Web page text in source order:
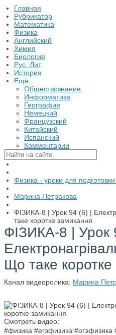
Главная
Рубрикатор
Математика
Физика
Английский
Химия
Биология
Рус, Лит
История
Ещё
Обществознание
Информатика
География
Немецкий
Французский
Китайский
Испанский
Комментарии
Физика - уроки для
Марина Петракова
ФІЗИКА-8 | Урок 94 (6) |
таке коротке замикання
ФІЗИКА-8 | Урок
Що таке
Канал видеоролика: Марина
Смотреть видео:
#физика #егэфизика